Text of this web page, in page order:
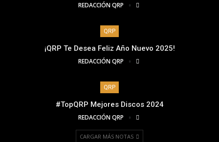
REDACCIÓN QRP
QRP
¡QRP Te Desea Feliz Año Nuevo 2025!
REDACCIÓN QRP
QRP
#TopQRP Mejores Discos 2024
REDACCIÓN QRP
CARGAR MÁS NOTAS